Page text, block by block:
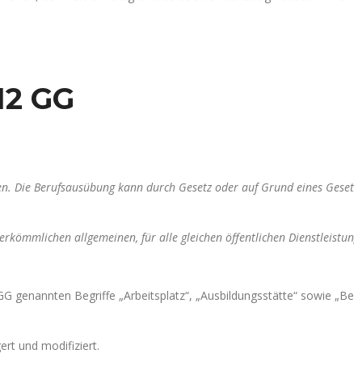
GG
Die Berufsausübung kann durch Gesetz oder auf Grund eines
allgemeinen, für alle gleichen öffentlichen
genannten Begriffe „Arbeitsplatz“, „Ausbildungsstätte“ sowie
und modifiziert.